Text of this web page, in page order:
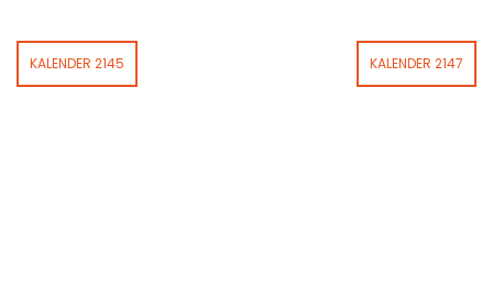
KALENDER 2145 KALENDER 2147